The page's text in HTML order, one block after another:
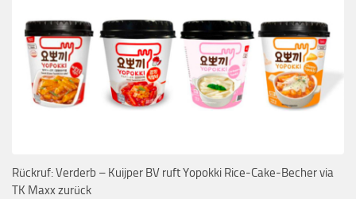
Rückruf: Verderb – Kuijper BV ruft Yopokki Rice-Cake-Becher via
TK Maxx zurück